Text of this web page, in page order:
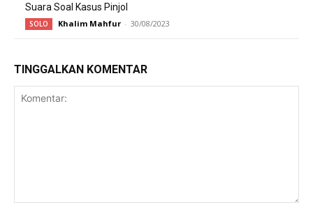
Suara Soal Kasus Pinjol
SOLO Khalim Mahfur - 30/08/2023
TINGGALKAN KOMENTAR